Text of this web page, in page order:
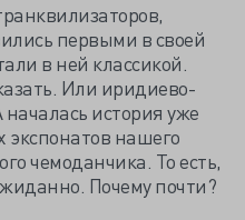
первыми в своей
в ней классикой.
Или иридиево-
история уже
нашего
чемоданчика. То есть,
Почему почти?